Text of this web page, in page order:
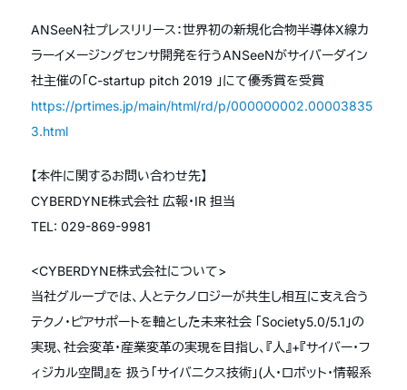
ANSeeN社プレスリリース：世界初の新規化合物半導体X線カ
ラーイメージングセンサ開発を行うANSeeNがサイバーダイン
社主催の「C-startup pitch 2019 」にて優秀賞を受賞
https://prtimes.jp/main/html/rd/p/000000002.00003835
3.html
【本件に関するお問い合わせ先】
CYBERDYNE株式会社 広報・IR 担当
TEL: 029-869-9981
<CYBERDYNE株式会社について>
当社グループでは、人とテクノロジーが共生し相互に支え合う
テクノ・ピアサポートを軸とした未来社会 「Society5.0/5.1」の
実現、社会変革・産業変革の実現を目指し、『人』+『サイバー・フ
ィジカル空間』を 扱う「サイバニクス技術」(人・ロボット・情報系